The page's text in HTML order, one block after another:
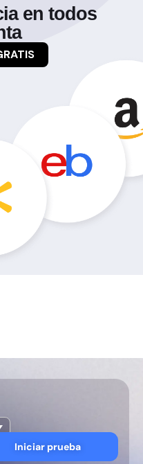
en todos
Iniciar prueba